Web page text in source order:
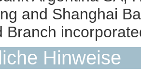
and Shanghai
Branch
Hinweise